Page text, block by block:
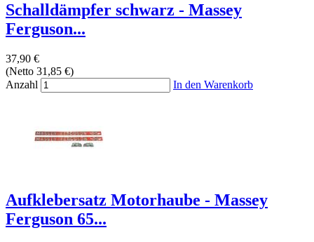
Schalldämpfer schwarz - Massey
Ferguson...
37,90 €
(Netto 31,85 €)
Anzahl
In den Warenkorb
Aufklebersatz Motorhaube - Massey
Ferguson 65...